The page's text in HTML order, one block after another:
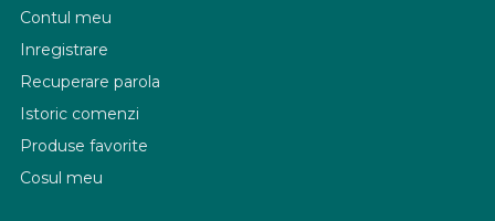
Contul meu
Inregistrare
Recuperare parola
Istoric comenzi
Produse favorite
Cosul meu